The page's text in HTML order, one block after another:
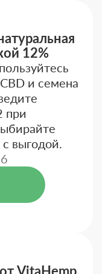
12%
и семена
при
выгодой.
VitaHemp